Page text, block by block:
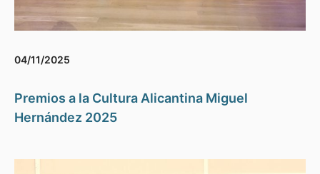
04/11/2025
Premios a la Cultura Alicantina Miguel
Hernández 2025